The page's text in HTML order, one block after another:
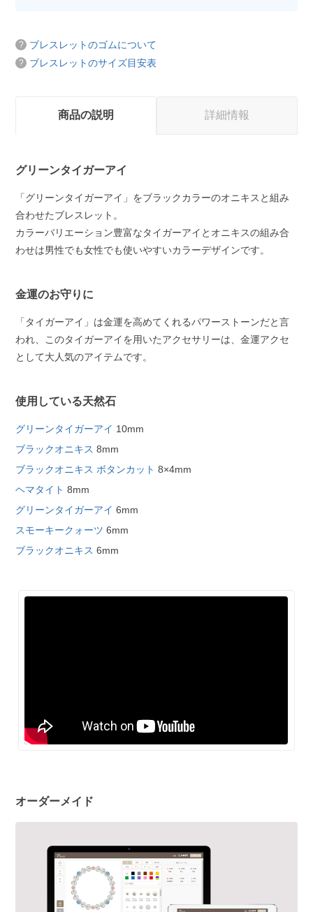
ブレスレットのゴムについて
ブレスレットのサイズ目安表
商品の説明 詳細情報
グリーンタイガーアイ
「グリーンタイガーアイ」をブラックカラーのオニキスと組み
合わせたブレスレット。
カラーバリエーション豊富なタイガーアイとオニキスの組み合
わせは男性でも女性でも使いやすいカラーデザインです。
金運のお守りに
「タイガーアイ」は金運を高めてくれるパワーストーンだと言
われ、このタイガーアイを用いたアクセサリーは、金運アクセ
として大人気のアイテムです。
使用している天然石
グリーンタイガーアイ 10mm
ブラックオニキス 8mm
ブラックオニキス ボタンカット 8×4mm
ヘマタイト 8mm
グリーンタイガーアイ 6mm
スモーキークォーツ 6mm
ブラックオニキス 6mm
オーダーメイド